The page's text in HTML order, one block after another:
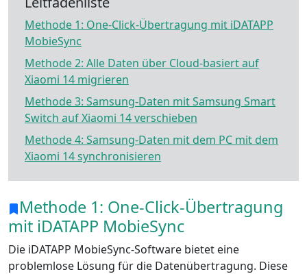
Methode 1: One-Click-Übertragung mit iDATAPP
MobieSync
Methode 2: Alle Daten über Cloud-basiert auf
Xiaomi 14 migrieren
Methode 3: Samsung-Daten mit Samsung Smart
Switch auf Xiaomi 14 verschieben
Methode 4: Samsung-Daten mit dem PC mit dem
Xiaomi 14 synchronisieren
Methode 1: One-Click-Übertragung
mit iDATAPP MobieSync
Die iDATAPP MobieSync-Software bietet eine
problemlose Lösung für die Datenübertragung. Diese